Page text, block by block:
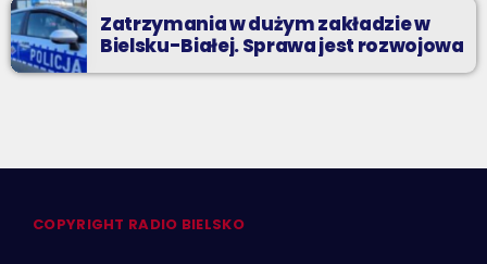
Zatrzymania w dużym zakładzie w
Bielsku-Białej. Sprawa jest rozwojowa
COPYRIGHT RADIO BIELSKO